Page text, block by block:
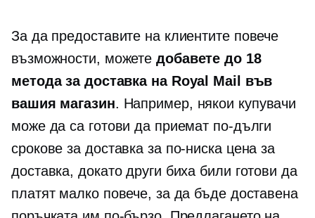
За да предоставите на клиентите повече
възможности, можете добавете до 18
метода за доставка на Royal Mail във
вашия магазин. Например, някои купувачи
може да са готови да приемат по-дълги
срокове за доставка за по-ниска цена за
доставка, докато други биха били готови да
платят малко повече, за да бъде доставена